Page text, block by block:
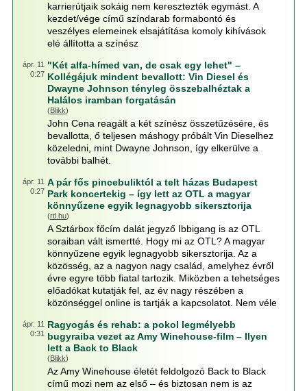
karrierútjaik sokáig nem keresztezték egymást. A
kezdet/vége című színdarab formabontó és
veszélyes elemeinek elsajátítása komoly kihívások
elé állította a színész
ápr. 11
0:27
"Két alfa-hímed van, de csak egy lehet" –
Kollégájuk mindent bevallott: Vin Diesel és
Dwayne Johnson tényleg összebalhéztak a
Halálos iramban forgatásán
(Blikk)
John Cena reagált a két színész összetűzésére, és
bevallotta, ő teljesen máshogy próbált Vin Dieselhez
közeledni, mint Dwayne Johnson, így elkerülve a
további balhét.
ápr. 11
0:27
A pár fős pincebuliktól a telt házas Budapest
Park koncertekig – így lett az OTL a magyar
könnyűzene egyik legnagyobb sikersztorija
(rtl.hu)
A Sztárbox főcím dalát jegyző Ibbigang is az OTL
soraiban vált ismertté. Hogy mi az OTL? A magyar
könnyűzene egyik legnagyobb sikersztorija. Az a
közösség, az a nagyon nagy család, amelyhez évről
évre egyre több fiatal tartozik. Miközben a tehetséges
előadókat kutatják fel, az év nagy részében a
közönséggel online is tartják a kapcsolatot. Nem véle
ápr. 11
0:31
Ragyogás és rehab: a pokol legmélyebb
bugyraiba vezet az Amy Winehouse-film – Ilyen
lett a Back to Black
(Blikk)
Az Amy Winehouse életét feldolgozó Back to Black
című mozi nem az első – és biztosan nem is az